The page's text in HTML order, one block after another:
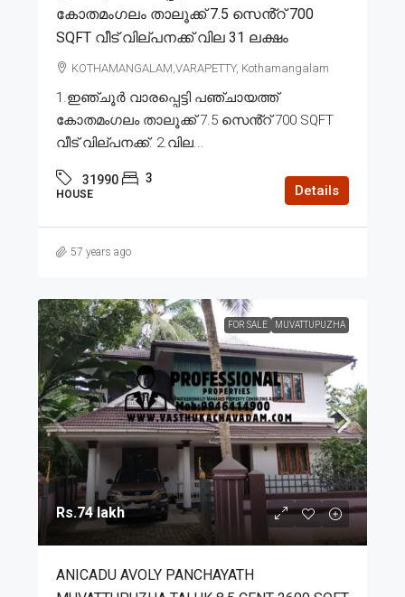
കോതമംഗലം താലൂക്ക് 7.5 സെൻ്റ് 700
SQFT വീട് വില്പനക്ക് വില 31 ലക്ഷം
KOTHAMANGALAM,VARAPETTY, Kothamangalam
1.ഇഞ്ചൂർ വാരപ്പെട്ടി പഞ്ചായത്ത്
കോതമംഗലം താലൂക്ക് 7.5 സെൻ്റ് 700 SQFT
വീട് വില്പനക്ക്. 2.വില...
31990 3
HOUSE Details
57 years ago
FOR SALE MUVATTUPUZHA
Rs.74 lakh
ANICADU AVOLY PANCHAYATH